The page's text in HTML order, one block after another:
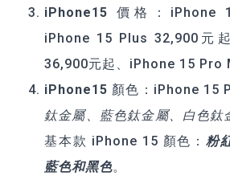
iPhone15 價格
：iPhone
iPhone 15 Plus 32,900元
36,900元起、iPhone 15 Pro
iPhone15 顏色 ：iPhone 15
鈦金屬、藍色鈦金屬、白色鈦
基本款 iPhone 15 顏色： 粉
藍色和黑色。